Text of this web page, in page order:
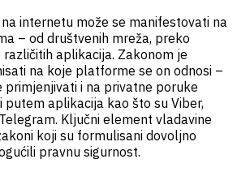
internetu može se manifestovati na
– od društvenih mreža, preko
aplikacija. Zakonom je
na koje platforme se on odnosi –
primjenjivati i na privatne poruke
putem aplikacija kao što su Viber,
Ključni element vladavine
koji su formulisani dovoljno
pravnu sigurnost.